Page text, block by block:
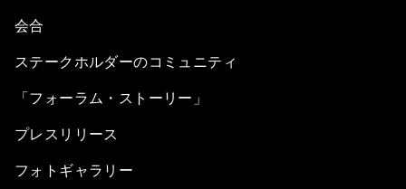
会合
ステークホルダーのコミュニティ
「フォーラム・ストーリー」
プレスリリース
フォトギャラリー